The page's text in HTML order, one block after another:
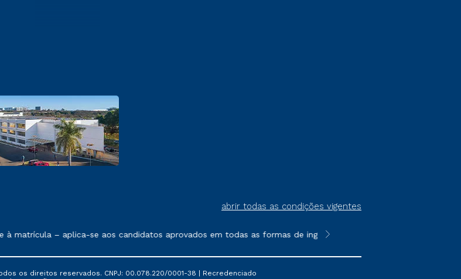
abrir todas as condições vigentes
de prestação de serviços.
matrícula – aplica-se aos candidatos aprovados em todas as formas de ingresso, exceto na prova on-line
**Semipresencial é um formato do
os direitos reservados. CNPJ: 00.078.220/0001-38 | Recredenciado